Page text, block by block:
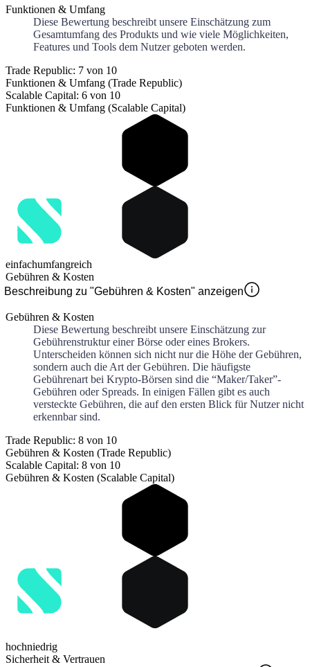
Funktionen & Umfang
Diese Bewertung beschreibt unsere Einschätzung zum
Gesamtumfang des Produkts und wie viele Möglichkeiten,
Features und Tools dem Nutzer geboten werden.
Trade Republic: 7 von 10
Funktionen & Umfang (Trade Republic)
Scalable Capital: 6 von 10
Funktionen & Umfang (Scalable Capital)
einfachumfangreich
Gebühren & Kosten
Beschreibung zu "Gebühren & Kosten" anzeigen
Gebühren & Kosten
Diese Bewertung beschreibt unsere Einschätzung zur
Gebührenstruktur einer Börse oder eines Brokers.
Unterscheiden können sich nicht nur die Höhe der Gebühren,
sondern auch die Art der Gebühren. Die häufigste
Gebührenart bei Krypto-Börsen sind die “Maker/Taker”-
Gebühren oder Spreads. In einigen Fällen gibt es auch
versteckte Gebühren, die auf den ersten Blick für Nutzer nicht
erkennbar sind.
Trade Republic: 8 von 10
Gebühren & Kosten (Trade Republic)
Scalable Capital: 8 von 10
Gebühren & Kosten (Scalable Capital)
hochniedrig
Sicherheit & Vertrauen